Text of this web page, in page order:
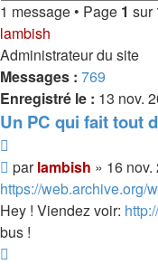
1 message • Page 1 sur
lambish
Administrateur du site
Messages : 769
Enregistré le : 13 nov.
Un PC qui fait tout
Message
parlambish » 16 nov.
https://web.archive.org/
Hey ! Viendez voir:
bus !